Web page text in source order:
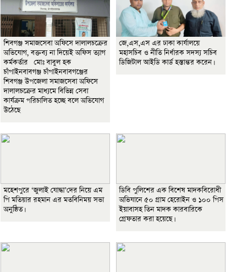
শিবগঞ্জ সমাজসেবা অফিসে দালালচক্রের
অভিযোগ, বক্তব্য না দিয়েই অফিস ত্যাগ
কর্মকর্তার মোঃ বাবুল হক
চাঁপাইনবাবগঞ্জ চাঁপাইনবাবগঞ্জের
শিবগঞ্জ উপজেলা সমাজসেবা অফিসে
দালালচক্রের মাধ্যমে বিভিন্ন সেবা
কার্যক্রম পরিচালিত হচ্ছে বলে অভিযোগ
উঠেছে
জে,এস,এস এর ঢাকা কার্যালয়ে
মহাসচিব ও নীতি নির্ধারক সদস্য সচিব
ডিজিটাল আইডি কার্ড হস্তান্তর করেন।
মহেশপুরে ‘জুলাই যোদ্ধা’দের নিয়ে এম
পি মতিয়ার রহমান এর মতবিনিময় সভা
অনুষ্ঠিত।
ডিবি পুলিশের এক বিশেষ মাদকবিরোধী
অভিযানে ৫০ গ্রাম হেরোইন ও ১০০ পিস
ইয়াবাসহ তিন মাদক কারবারিকে
গ্রেফতার করা হয়েছে।